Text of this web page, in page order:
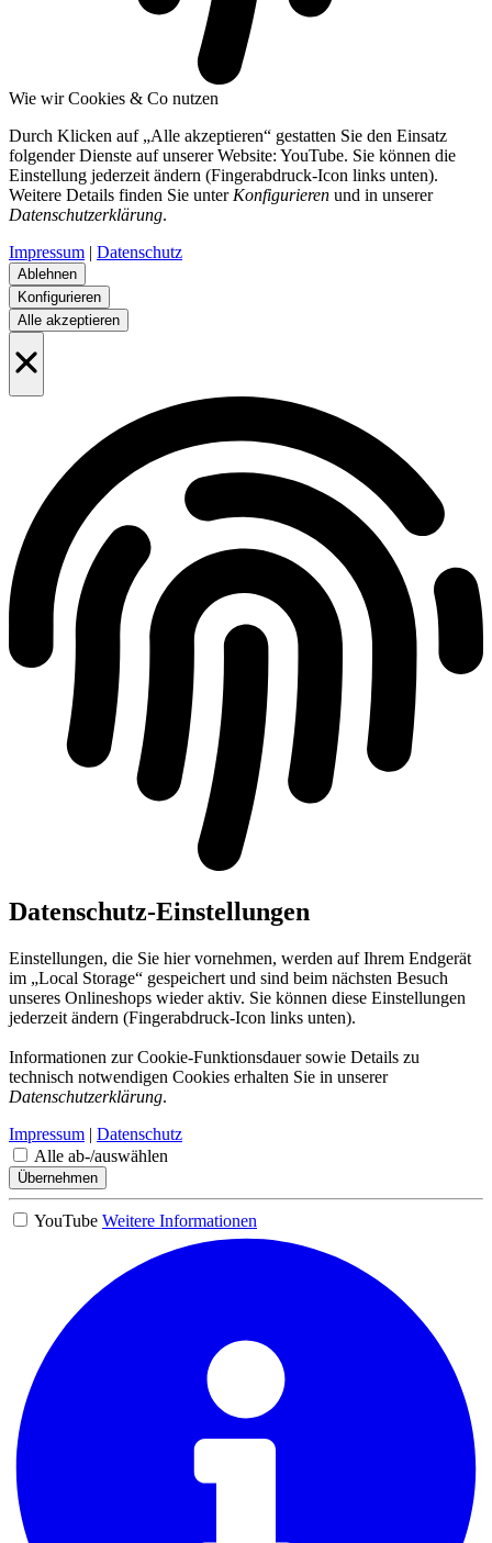
Wie wir Cookies & Co nutzen
Durch Klicken auf „Alle akzeptieren“ gestatten Sie den Einsatz
folgender Dienste auf unserer Website: YouTube. Sie können die
Einstellung jederzeit ändern (Fingerabdruck-Icon links unten).
Weitere Details finden Sie unter Konfigurieren und in unserer
Datenschutzerklärung.
Impressum | Datenschutz
Ablehnen
Konfigurieren
Alle akzeptieren
Datenschutz-Einstellungen
Einstellungen, die Sie hier vornehmen, werden auf Ihrem Endgerät
im „Local Storage“ gespeichert und sind beim nächsten Besuch
unseres Onlineshops wieder aktiv. Sie können diese Einstellungen
jederzeit ändern (Fingerabdruck-Icon links unten).
Informationen zur Cookie-Funktionsdauer sowie Details zu
technisch notwendigen Cookies erhalten Sie in unserer
Datenschutzerklärung.
Impressum | Datenschutz
Alle ab-/auswählen
Übernehmen
YouTube Weitere Informationen